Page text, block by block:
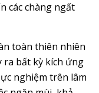
các chàng ngất
toàn thiên nhiên
ra bất kỳ kích ứng
nghiệm trên lâm